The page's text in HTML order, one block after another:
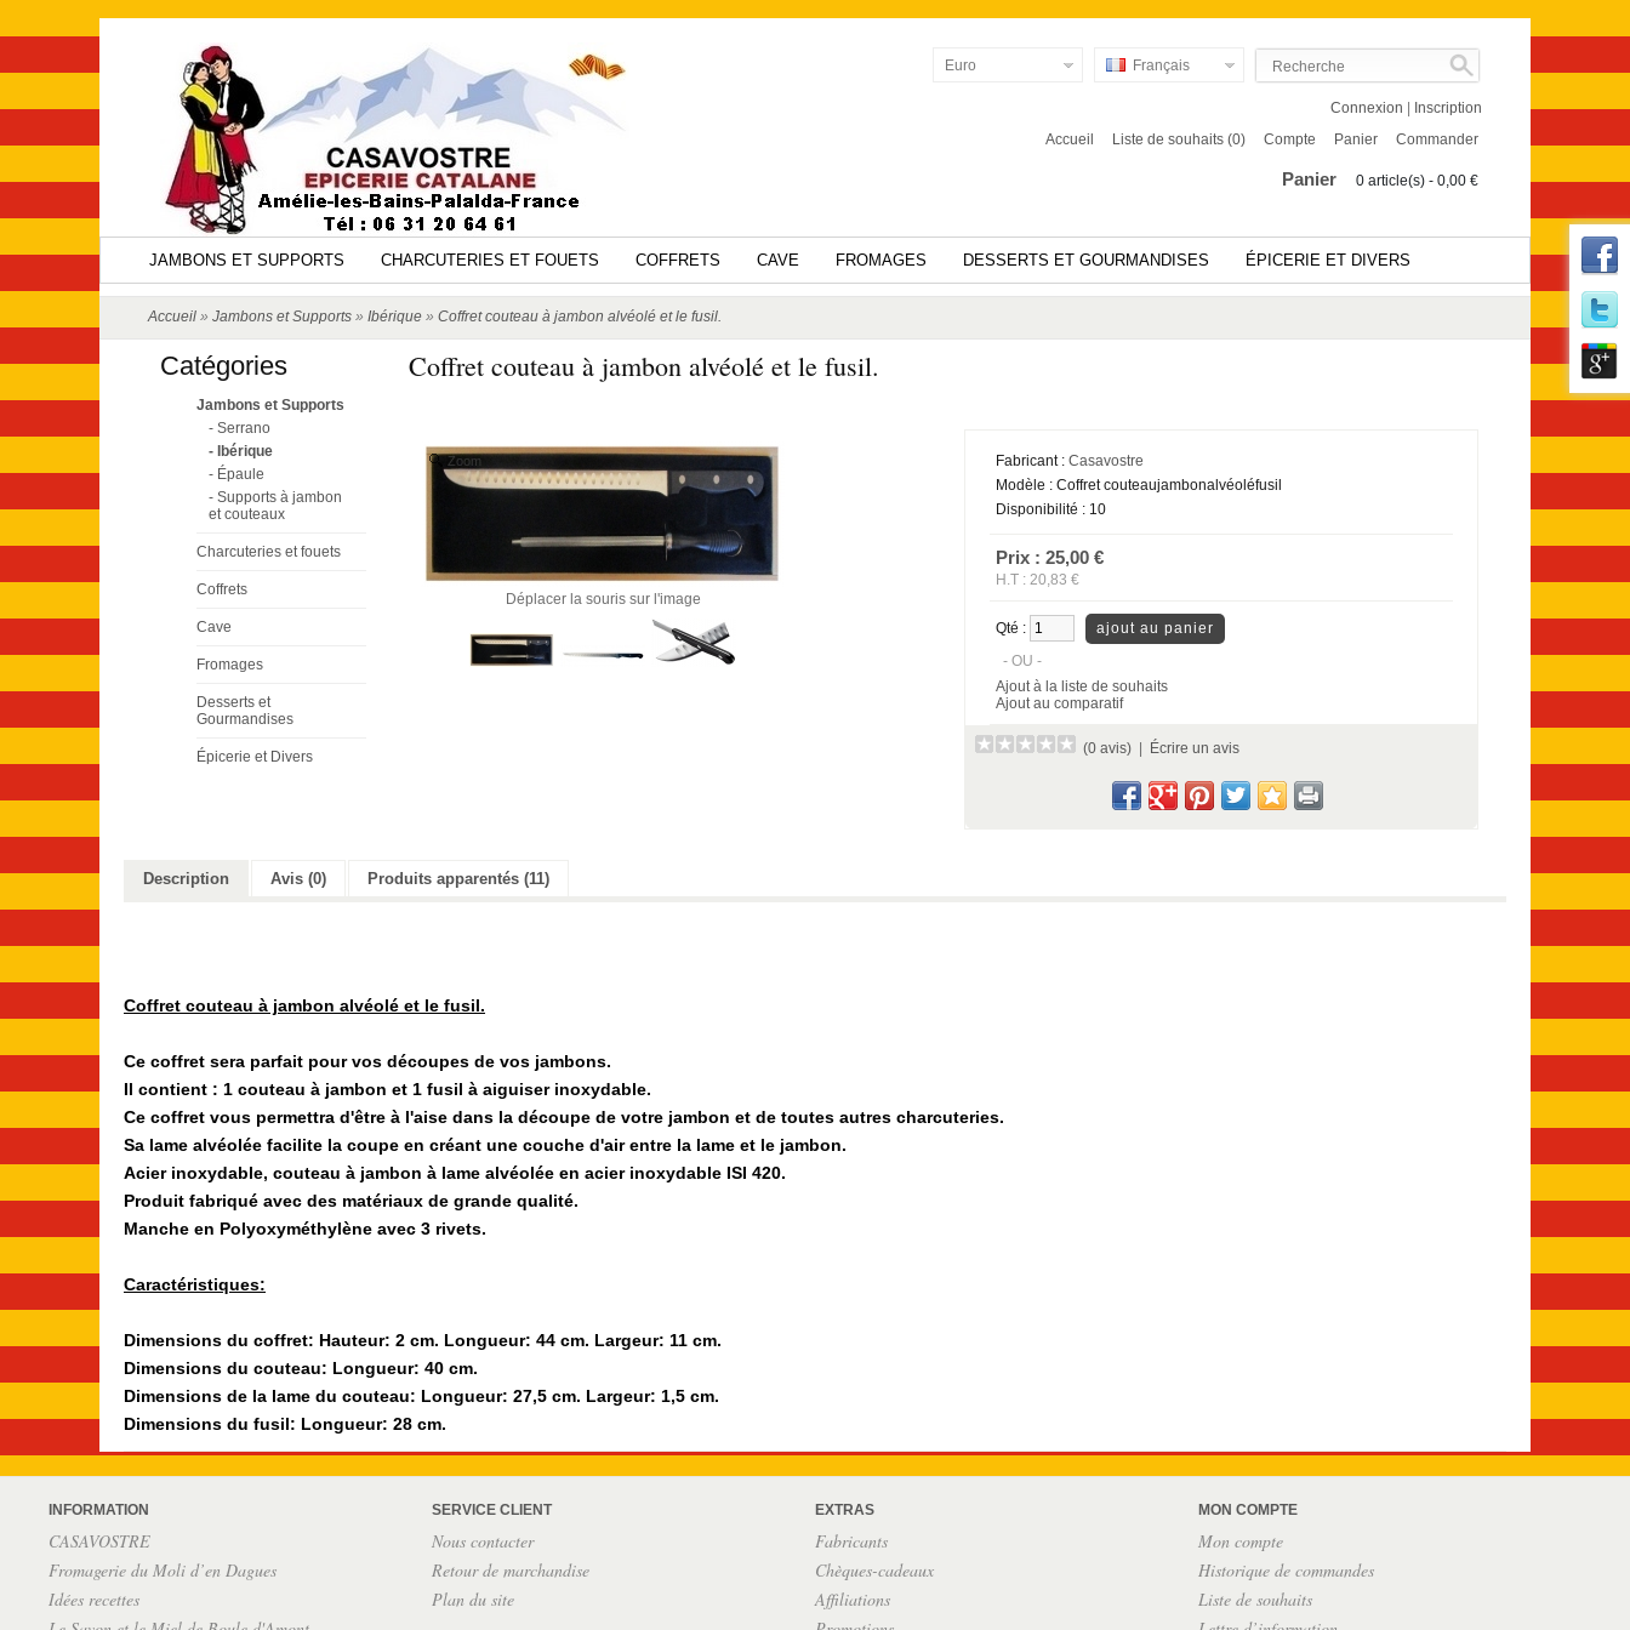
Euro Français
Connexion
Inscription
Accueil
Liste de souhaits (0) Compte Panier Commander
Panier 0 article(s) - 0,00 €
JAMBONS ET SUPPORTS CHARCUTERIES ET FOUETS COFFRETS CAVE FROMAGES DESSERTS ET GOURMANDISES ÉPICERIE ET DIVERS
Accueil » Jambons et Supports » Ibérique » Coffret couteau à jambon alvéolé et le fusil.
Catégories
Jambons et Supports
- Serrano
- Ibérique
- Épaule
- Supports à jambon
et couteaux
Charcuteries et fouets
Coffrets
Cave
Fromages
Desserts et
Gourmandises
Épicerie et Divers
Coffret couteau à jambon alvéolé et le fusil.
Zoom
Déplacer la souris sur l'image
Fabricant : Casavostre
Modèle : Coffret couteaujambonalvéoléfusil
Disponibilité : 10
Prix : 25,00 €
H.T : 20,83 €
Qté :
- OU -
Ajout à la liste de souhaits
Ajout au comparatif
(0 avis) Écrire un avis
Description Avis (0) Produits apparentés (11)
Coffret couteau à jambon alvéolé et le fusil.
Ce coffret sera parfait pour vos découpes de vos jambons.
Il contient : 1 couteau à jambon et 1 fusil à aiguiser inoxydable.
Ce coffret vous permettra d'être à l'aise dans la découpe de votre jambon et de toutes autres charcuteries.
Sa lame alvéolée facilite la coupe en créant une couche d'air entre la lame et le jambon.
Acier inoxydable, couteau à jambon à lame alvéolée en acier inoxydable ISI 420.
Produit fabriqué avec des matériaux de grande qualité.
Manche en Polyoxyméthylène avec 3 rivets.
Caractéristiques:
Dimensions du coffret: Hauteur: 2 cm. Longueur: 44 cm. Largeur: 11 cm.
Dimensions du couteau: Longueur: 40 cm.
Dimensions de la lame du couteau: Longueur: 27,5 cm. Largeur: 1,5 cm.
Dimensions du fusil: Longueur: 28 cm.
INFORMATION
CASAVOSTRE
Fromagerie du Moli d’en Dagues
Idées recettes
SERVICE CLIENT
Nous contacter
Retour de marchandise
Plan du site
EXTRAS
Fabricants
Chèques-cadeaux
Affiliations
MON COMPTE
Mon compte
Historique de commandes
Liste de souhaits